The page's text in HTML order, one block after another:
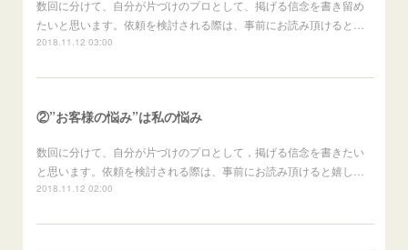
数回に分けて、自分が片づけのプロとして、掲げる信念を書き留め
たいと思います。依頼を検討される際は、事前にお読み頂けると…
2018.11.12 03:00
②”お客様の悩み”は私の悩み
数回に分けて、自分が片づけのプロとして，掲げる信念を書きたい
と思います。依頼を検討される際は、事前にお読み頂けると嬉し…
2018.11.12 02:00